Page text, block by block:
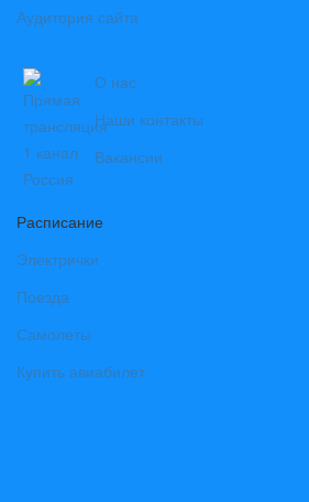
Аудитория сайта
О нас
Наши контакты
Вакансии
Расписание
Электрички
Поезда
Самолеты
Купить авиабилет